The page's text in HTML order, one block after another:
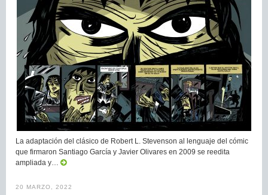
La adaptación del clásico de Robert L. Stevenson al lenguaje del cómic
que firmaron Santiago García y Javier Olivares en 2009 se reedita
ampliada y…
20 MARZO, 2022